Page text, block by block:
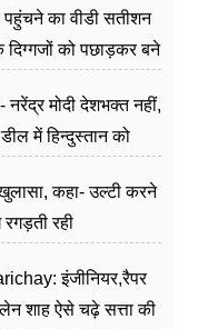
का वीडी सतीशन
को पछाड़कर बने
नरेंद्र मोदी देशभक्त नहीं,
में हिन्दुस्तान को
कहा- उल्टी करने
रही
इंजीनियर,रैपर
शाह ऐसे चढ़े सत्ता की